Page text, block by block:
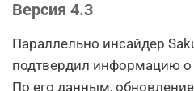
Версия 4.3
Параллельно инсайдер
подтвердил информацию о
По его данным,